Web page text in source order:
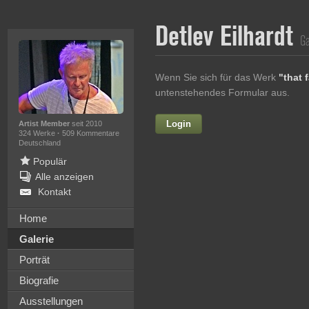
Artist Memberseit 2010
324 Werke · 509 Kommentare
Deutschland
Populär
Alle anzeigen
Kontakt
Home
Galerie
Porträt
Biografie
Ausstellungen
Detlev Eilhardt
Wenn Sie sich für das Werk "that
untenstehendes Formular aus.
Login